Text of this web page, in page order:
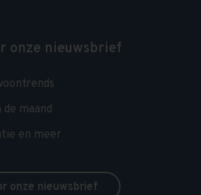
onze nieuwsbrief
maand
en meer
onze nieuwsbrief